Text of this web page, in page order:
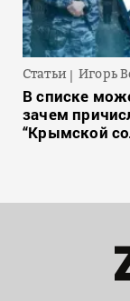
Статьи Игорь
В списке
зачем
“Крымской